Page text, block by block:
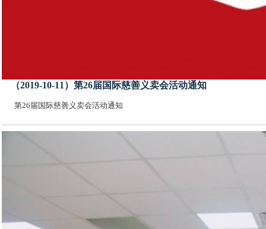
（2019-10-11）第26届国际慈善义卖会活动通知
第26届国际慈善义卖会活动通知